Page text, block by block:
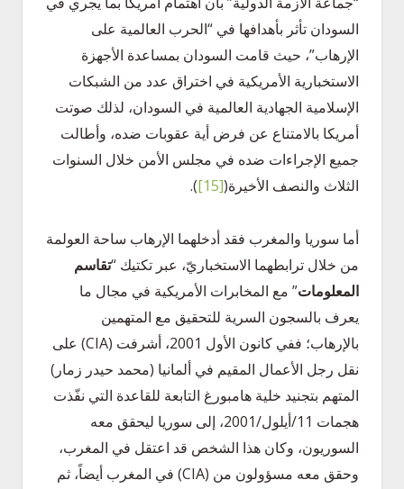
السودان تأثر بأهدافها في “الحرب العالمية على
الإرهاب”، حيث قامت السودان بمساعدة الأجهزة
الاستخبارية الأمريكية في اختراق عدد من الشبكات
الإسلامية الجهادية العالمية في السودان، لذلك صوتت
أمريكا بالامتناع عن فرض أية عقوبات ضده، وأطالت
جميع الإجراءات ضده في مجلس الأمن خلال السنوات
الثلاث والنصف الأخيرة(
[15]
)
.
أما سوريا والمغرب فقد أدخلهما الإرهاب ساحة العولمة
من خلال ترابطهما الاستخباريّ، عبر تكتيك “تقاسم
المعلومات” مع المخابرات الأمريكية في مجال ما
يعرف بالسجون السرية للتحقيق مع المتهمين
بالإرهاب؛ ففي كانون الأول 2001، أشرفت (CIA) على
نقل رجل الأعمال المقيم في ألمانيا (محمد حيدر زمار)
المتهم بتجنيد خلية هامبورغ التابعة للقاعدة التي نفّذت
هجمات 11/أيلول/2001، إلى سوريا ليحقق معه
السوريون، وكان هذا الشخص قد اعتقل في المغرب،
وحقق معه مسؤولون من (CIA) في المغرب أيضاً، ثم